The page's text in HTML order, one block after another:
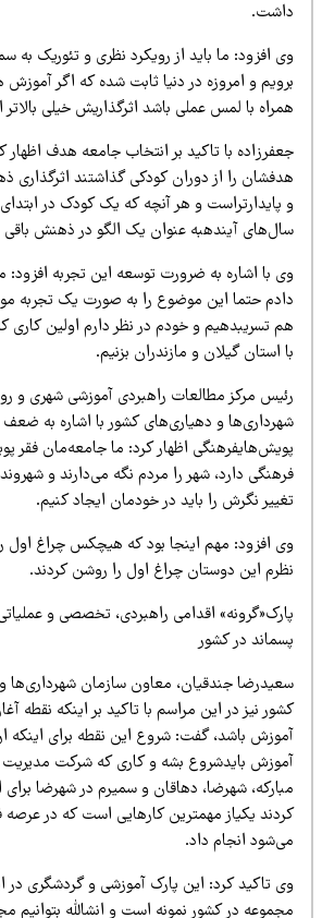
یکردنظری و تئوری کبه سمت روی کردتجربی
ثابت شده که اگر آموزش همراه با تجربه باشد و
باشد اثرگذاریش خیلی بالاتر است.
بر انتخاب جامعه هدف اظهار کرد: اینکه جامعه
کودکیگذاشتند اثرگذاریذهنیبرایکودکان ماناتر
آنچه کهیککودک در ابتدایسنینش یادبگیرددر
یکالگو در ذهنش باق یم ی‌ماند.
توسعه این تجربه افزود: من به دوستان پیشنهاد
را به صورتی کتجربه موفق به بقی هاستان‌ها
در نظر دارم اولی نکاریکه بکنمیکپل ارتباطی
بزنیم.
راهبردیآموزشیشهریو روستا ییسازمان
هایکشور با اشاره به ضعف کشور در
کرد: ما جامعه‌مان فقر پویش‌هایاجتماعیو
مردم نگه می‌دارندو شهروندان نگه می‌دارندو این
در خودمان ایجاد کنیم .
بود که هیچکس چراغ اول را روشن نکرده بود و به
اول را روشن کردند.
راهبردی، تخصصیو عملیاتیدر حوزه مدیریت
معاون سازمان شهردار ی‌هاو دهیاری‌هایوزارت
با تاکیدبر اینکهنقطه آغاز ارزش‌آفرینی بایداز
شروع این نقطه برایا ینکهارزش آفرین یبکن یماز
و کاری کهشرکت مدی یتپسماند شهرستان‌های
و سم رمدر شهرضابرای ایجاد پارک«گردونه»
کارهاییاستکه در عرصه فرهنگ و اجتماعی
پارک آموزشیو گردشگریدر ایرانتک است و
است و انشالله بتوانیم مجموعه‌هایمشابه را در